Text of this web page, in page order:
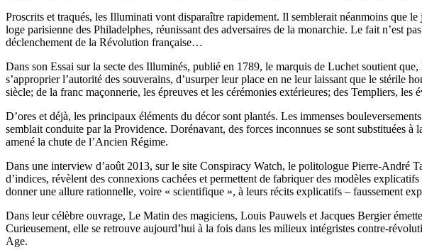
Proscrits et traqués, les Illuminati vont disparaître rapidement. Il semblerait néanmoins que
loge parisienne des Philadelphes, réunissant des adversaires de la monarchie. Le fait n’est
déclenchement de la Révolution française…
Dans son Essai sur la secte des Illuminés, publié en 1789, le marquis de Luchet soutient
s’approprier l’autorité des souverains, d’usurper leur place en ne leur laissant que le
siècle; de la franc maçonnerie, les épreuves et les cérémonies extérieures; des Templiers, les
D’ores et déjà, les principaux éléments du décor sont plantés. Les immenses
semblait conduite par la Providence. Dorénavant, des forces inconnues se sont substituées
amené la chute de l’Ancien Régime.
Dans une interview d’août 2013, sur le site Conspiracy Watch, le politologue Pierre-André
d’indices, révèlent des connexions cachées et permettent de fabriquer des modèles
donner une allure rationnelle, voire « scientifique », à leurs récits explicatifs – faussement
Dans leur célèbre ouvrage, Le Matin des magiciens, Louis Pauwels et Jacques Bergier
Curieusement, elle se retrouve aujourd’hui à la fois dans les milieux intégristes contre-
Age.